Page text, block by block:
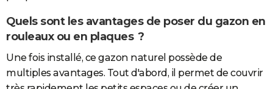
Quels sont les avantages de poser du gazon en
rouleaux ou en plaques ?
Une fois installé, ce gazon naturel possède de
multiples avantages. Tout d'abord, il permet de couvrir